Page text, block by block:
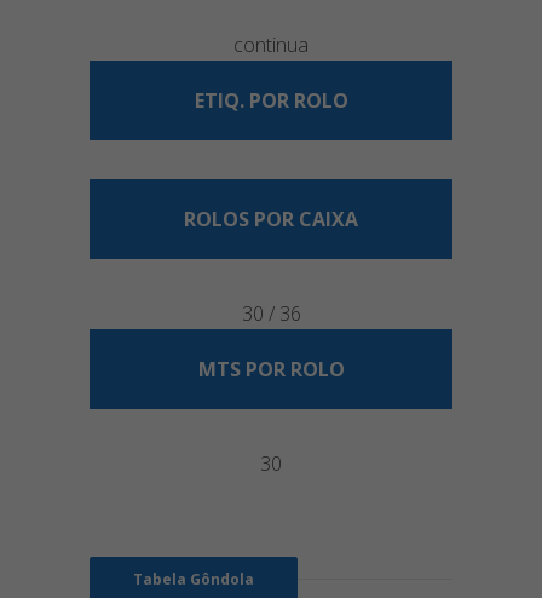
continua
ETIQ. POR ROLO
ROLOS POR CAIXA
30 / 36
MTS POR ROLO
30
Tabela Gôndola